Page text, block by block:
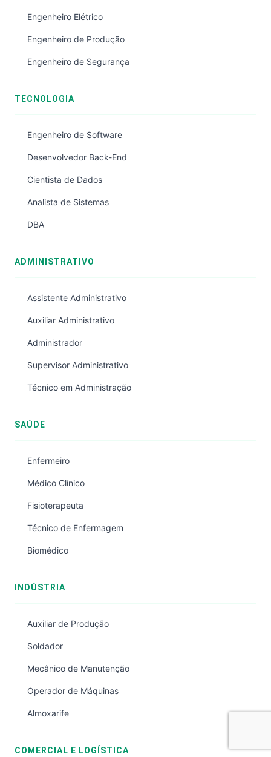
Engenheiro Elétrico
Engenheiro de Produção
Engenheiro de Segurança
TECNOLOGIA
Engenheiro de Software
Desenvolvedor Back-End
Cientista de Dados
Analista de Sistemas
DBA
ADMINISTRATIVO
Assistente Administrativo
Auxiliar Administrativo
Administrador
Supervisor Administrativo
Técnico em Administração
SAÚDE
Enfermeiro
Médico Clínico
Fisioterapeuta
Técnico de Enfermagem
Biomédico
INDÚSTRIA
Auxiliar de Produção
Soldador
Mecânico de Manutenção
Operador de Máquinas
Almoxarife
COMERCIAL E LOGÍSTICA